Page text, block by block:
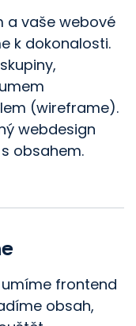
a vaše webové
k dokonalosti.
(wireframe).
webdesign
obsahem.
frontend
obsah,